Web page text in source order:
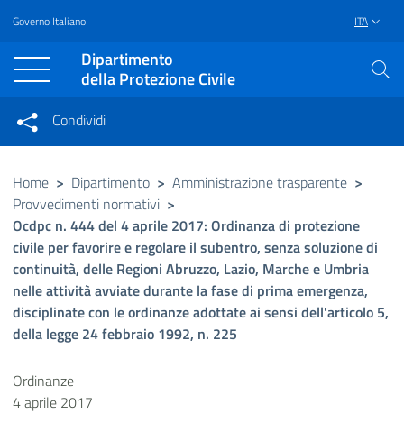
Vai al contenuto principale
Raggiungi il piè di pagina
Governo Italiano ITA
Dipartimento
della Protezione Civile
Condividi su Facebook
Condividi su Twitter
Condividi su LinkedIn
Condividi
Condividi sui social network
Home > Dipartimento > Amministrazione trasparente >
Provvedimenti normativi >
Ocdpc n. 444 del 4 aprile 2017: Ordinanza di protezione
civile per favorire e regolare il subentro, senza soluzione di
continuità, delle Regioni Abruzzo, Lazio, Marche e Umbria
nelle attività avviate durante la fase di prima emergenza,
disciplinate con le ordinanze adottate ai sensi dell'articolo 5,
della legge 24 febbraio 1992, n. 225
Ordinanze
4 aprile 2017